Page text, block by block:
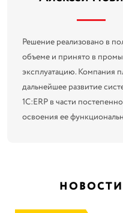
Решение реализовано в
объеме и принято в
эксплуатацию. Компания
дальнейшее развитие
1С:ERP в части
освоения ее
НОВОСТИ